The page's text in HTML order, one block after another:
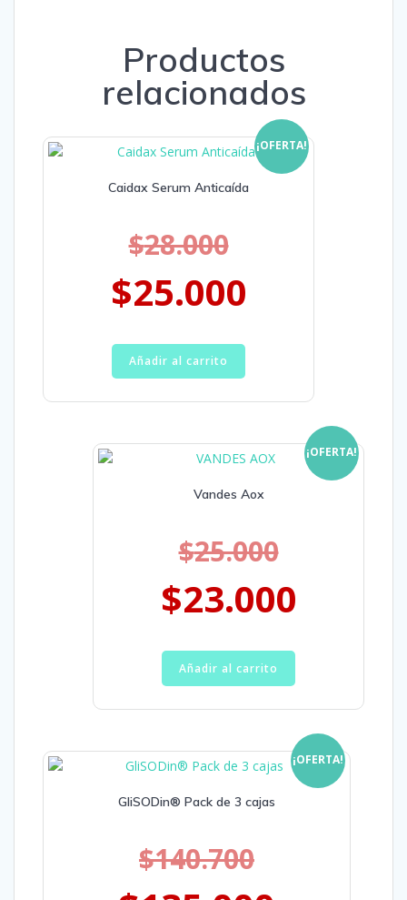
Productos
relacionados
¡OFERTA!
Caidax Serum Anticaída
$28.000
$25.000
Añadir al carrito
¡OFERTA!
Vandes Aox
$25.000
$23.000
Añadir al carrito
¡OFERTA!
GliSODin® Pack de 3 cajas
$140.700